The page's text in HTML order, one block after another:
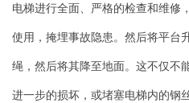
电梯进行全面、严格的检查和维修
使用，掩埋事故隐患。然后将平台
绳，然后将其降至地面。这不仅不
进一步的损坏，或堵塞电梯内的钢